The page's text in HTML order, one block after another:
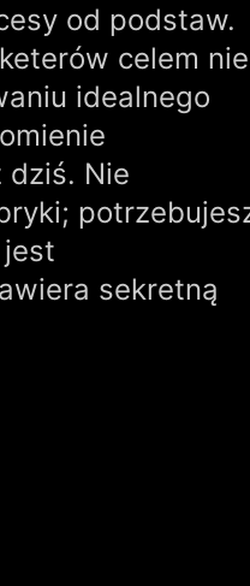
od podstaw.
celem nie
idealnego
Nie
sekretną